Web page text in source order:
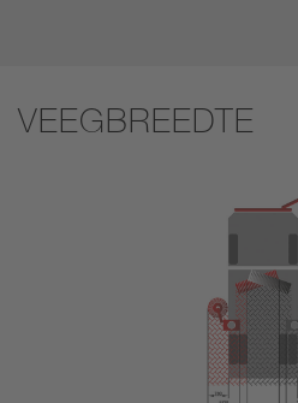
VEEGBREEDTE